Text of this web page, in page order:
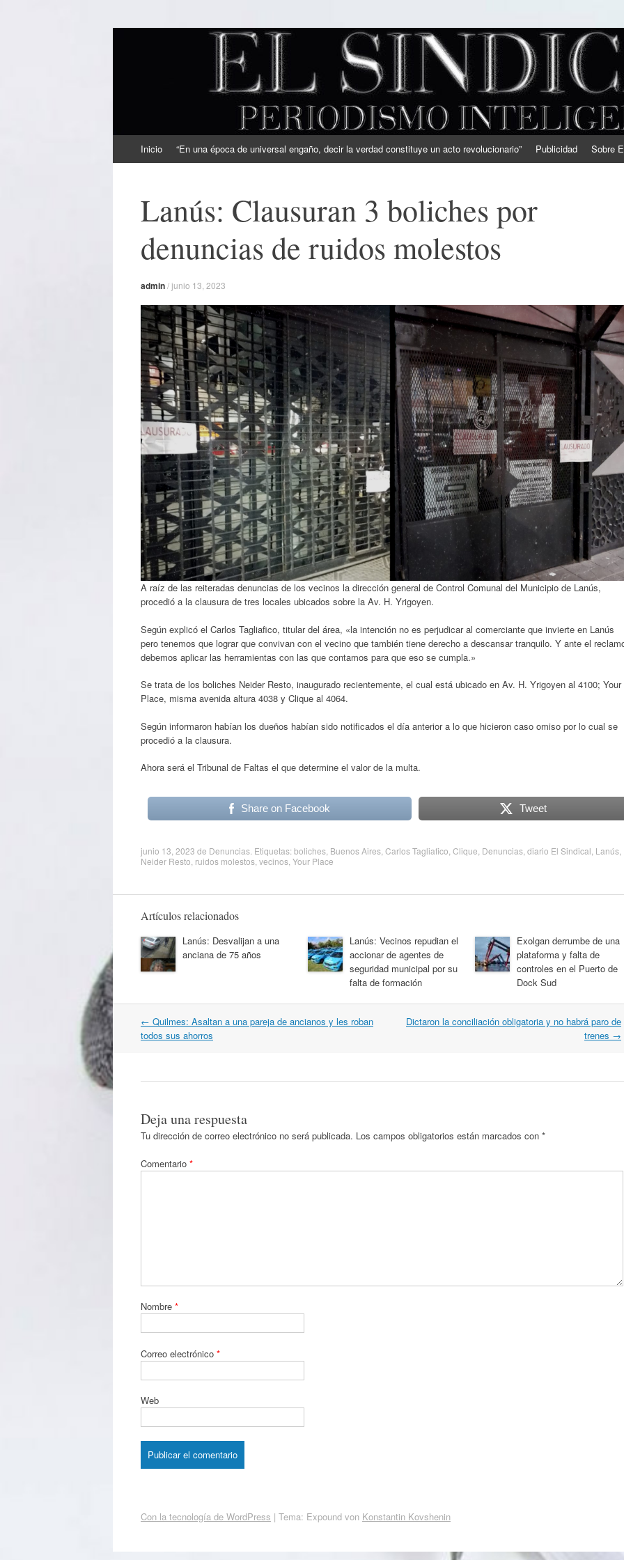
EL SINDICAL
Periodismo Inteligente
al
Inicio “En una época de universal engaño, decir la verdad constituye un acto revolucionario” Publicidad Sobre
Lanús: Clausuran 3 boliches por
denuncias de ruidos molestos
admin/junio 13, 2023
A raíz de las reiteradas denuncias de los vecinos la dirección general de Control Comunal del Municipio de Lanús,
procedió a la clausura de tres locales ubicados sobre la Av. H. Yrigoyen.
Según explicó el Carlos Tagliafico, titular del área, «la intención no es perjudicar al comerciante que invierte en Lanús
pero tenemos que lograr que convivan con el vecino que también tiene derecho a descansar tranquilo. Y ante el
debemos aplicar las herramientas con las que contamos para que eso se cumpla.»
Se trata de los boliches Neider Resto, inaugurado recientemente, el cual está ubicado en Av. H. Yrigoyen al 4100; Your
Place, misma avenida altura 4038 y Clique al 4064.
Según informaron habían los dueños habían sido notificados el día anterior a lo que hicieron caso omiso por lo cual se
procedió a la clausura.
Ahora será el Tribunal de Faltas el que determine el valor de la multa.
Share on Facebook Tweet
junio 13, 2023 de Denuncias . Etiquetas:boliches Buenos Aires Carlos Tagliafico Clique Denuncias diario El Sindical Lanús
Neider Resto ruidos molestos vecinos Your Place
Artículos relacionados
Lanús: Desvalijan a una
anciana de 75 años
Lanús: Vecinos repudian el
accionar de agentes de
seguridad municipal por su
falta de formación
Exolgan derrumbe de una
plataforma y falta de
controles en el Puerto de
Dock Sud
Navegación
por
← Quilmes: Asaltan a una pareja de ancianos y les roban
todos sus ahorros
Dictaron la conciliación obligatoria y no habrá paro de
trenes →
Deja una respuesta
Tu dirección de correo electrónico no será publicada. Los campos obligatorios están marcados con *
Comentario *
Nombre *
Correo electrónico *
Web
Con la tecnología de WordPress | Tema: Expound von Konstantin Kovshenin